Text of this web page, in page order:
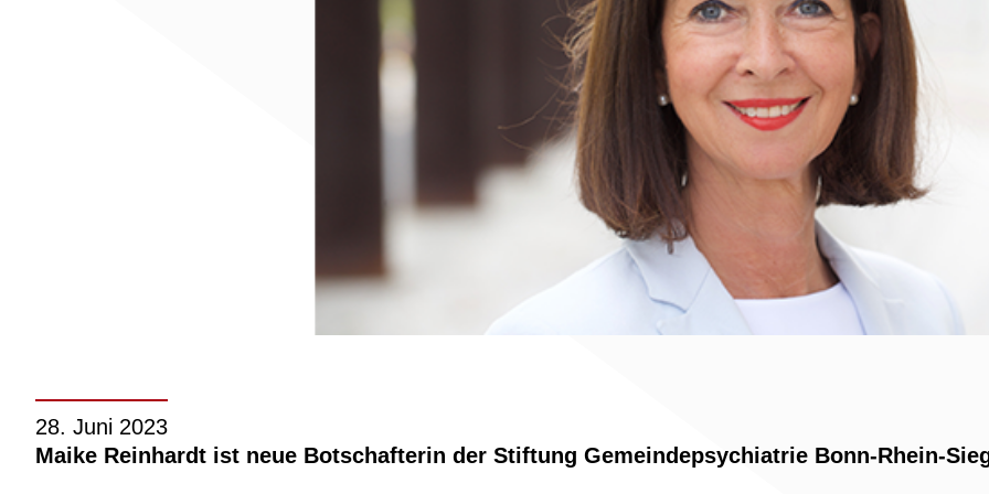
28. Juni 2023
Maike Reinhardt ist neue Botschafterin der Stiftung Gemeindepsychiatrie Bonn-Rhein-